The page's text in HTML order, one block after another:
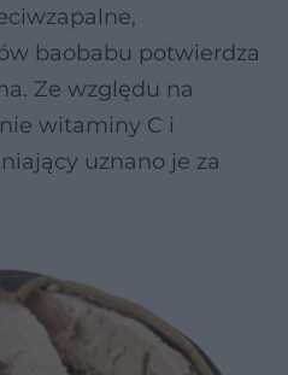
baobabu potwierdza
Ze względu na
witaminy C i
uznano je za